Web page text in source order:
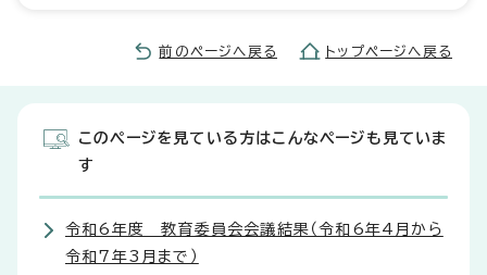
前のページへ戻る トップページへ戻る
このページを見ている方はこんなページも見ていま
す
令和6年度 教育委員会会議結果（令和6年4月から
令和7年3月まで）